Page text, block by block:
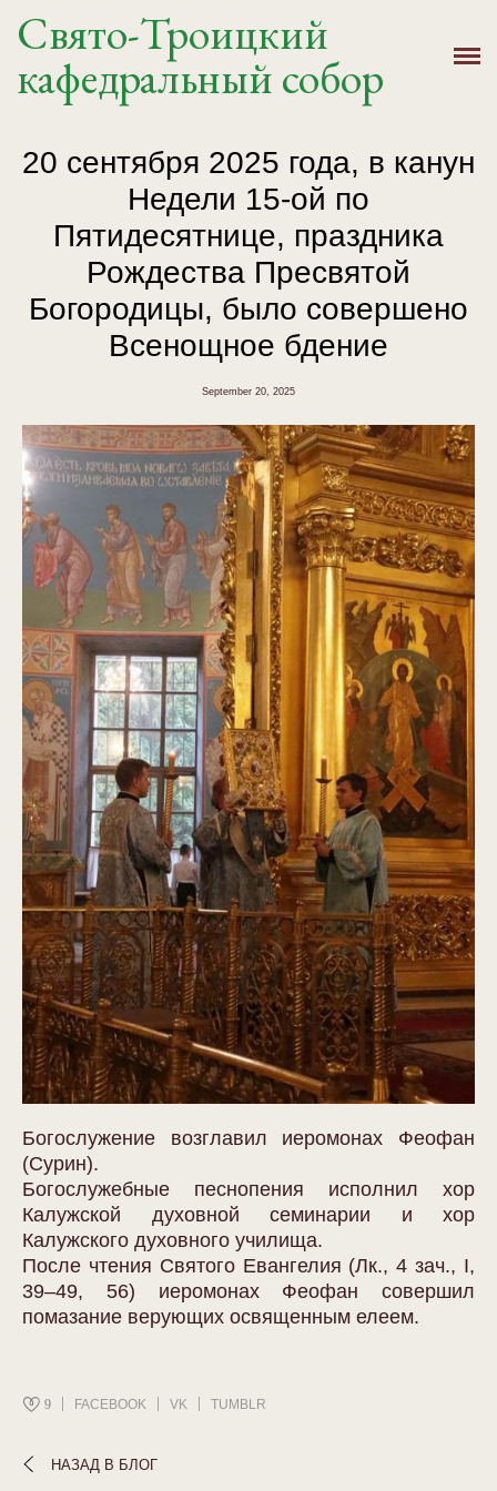
Главная
История
Расписание
Крещение, Венчание
Святыни
Свято-Троицкий
кафедральный собор
20 сентября 2025 года, в канун
Недели 15-ой по
Пятидесятнице, праздника
Рождества Пресвятой
Богородицы, было совершено
Всенощное бдение
September 20, 2025
Богослужение возглавил иеромонах Феофан
(Сурин).
Богослужебные песнопения исполнил хор
Калужской духовной семинарии и хор
Калужского духовного училища.
После чтения Святого Евангелия (Лк., 4 зач., I,
39–49, 56) иеромонах Феофан совершил
помазание верующих освященным елеем.
9 FACEBOOK VK TUMBLR
НАЗАД В БЛОГ